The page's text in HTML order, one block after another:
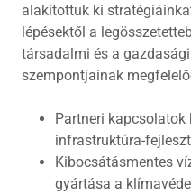
alakítottuk ki
lépésektől a
társadalmi és a
szempontjainak
Partneri
infrastruktúra-
Kibocsátásmentes
gyártása a